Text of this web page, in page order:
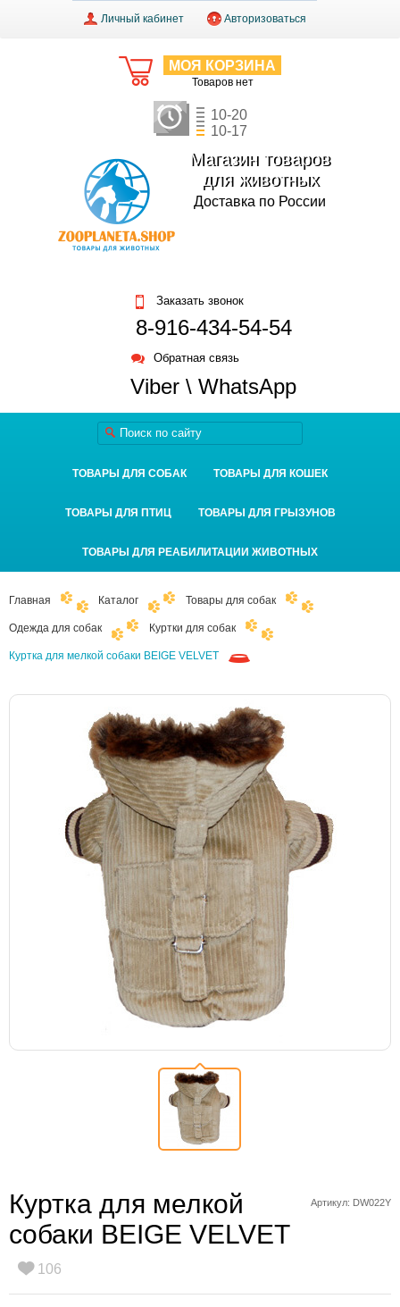
Личный кабинет Авторизоваться
МОЯ КОРЗИНА
Товаров нет
10-20
10-17
Магазин товаров
для животных
Доставка по России
Заказать звонок
8-916-434-54-54
Обратная связь
Viber \ WhatsApp
ТОВАРЫ ДЛЯ СОБАК ТОВАРЫ ДЛЯ КОШЕК
ТОВАРЫ ДЛЯ ПТИЦ ТОВАРЫ ДЛЯ ГРЫЗУНОВ
ТОВАРЫ ДЛЯ РЕАБИЛИТАЦИИ ЖИВОТНЫХ
Главная Каталог Товары для собак
Одежда для собак Куртки для собак
Куртка для мелкой собаки BEIGE VELVET
Артикул: DW022Y
Куртка для мелкой
собаки BEIGE VELVET
106